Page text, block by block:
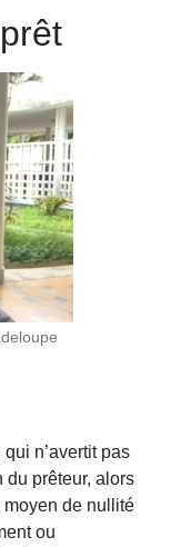
n’avertit pas
du prêteur, alors
moyen de nullité
ou